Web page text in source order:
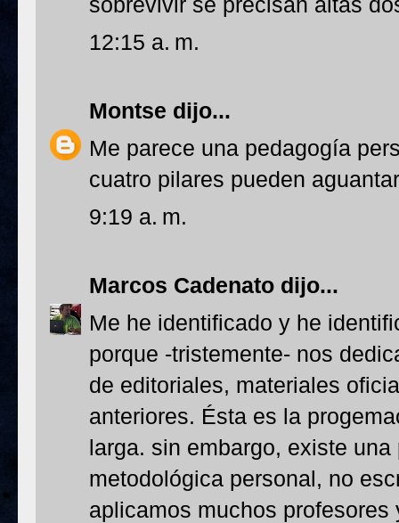
12:15 a. m.
Montse dijo...
Me parece una pedagogía
cuatro pilares pueden
9:19 a. m.
Marcos Cadenato dijo...
Me he identificado y he
porque -tristemente- nos
de editoriales, materiales
anteriores. Ésta es la
larga. sin embargo, existe
metodológica personal, no
aplicamos muchos